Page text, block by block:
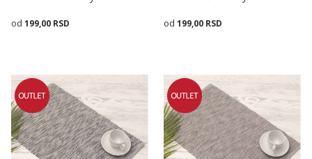
199,00 RSD
Dodaj u korpu
199,00 RSD
Dodaj u korpu